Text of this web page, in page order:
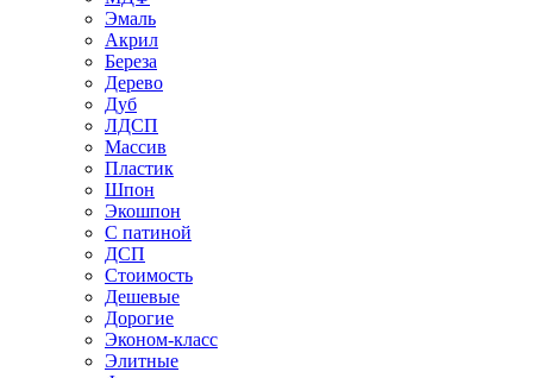
Эмаль
Акрил
Береза
Дерево
Дуб
ЛДСП
Массив
Пластик
Шпон
Экошпон
С патиной
ДСП
Стоимость
Дешевые
Дорогие
Эконом-класс
Элитные